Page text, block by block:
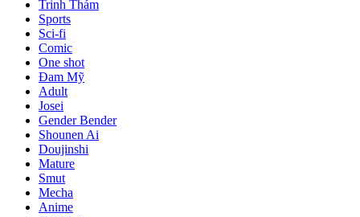
Trinh Thám
Sports
Sci-fi
Comic
One shot
Đam Mỹ
Adult
Josei
Gender Bender
Shounen Ai
Doujinshi
Mature
Smut
Mecha
Anime